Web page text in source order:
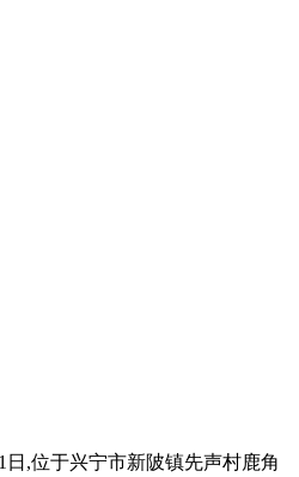
,位于兴宁市新陂镇先声村鹿角